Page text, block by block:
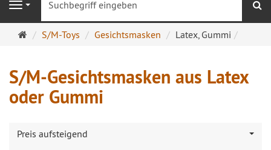
Navigation
Startseite
S/M-Toys Gesichtsmasken Latex, Gummi
S/M-Gesichtsmasken aus Latex
oder Gummi
Preis aufsteigend